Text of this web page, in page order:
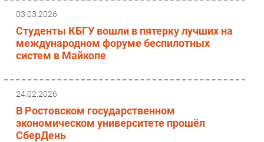
03.03.2026
Студенты КБГУ вошли в пятерку лучших на
международном форуме беспилотных
систем в Майкопе
24.02.2026
В Ростовском государственном
экономическом университете прошёл
СберДень